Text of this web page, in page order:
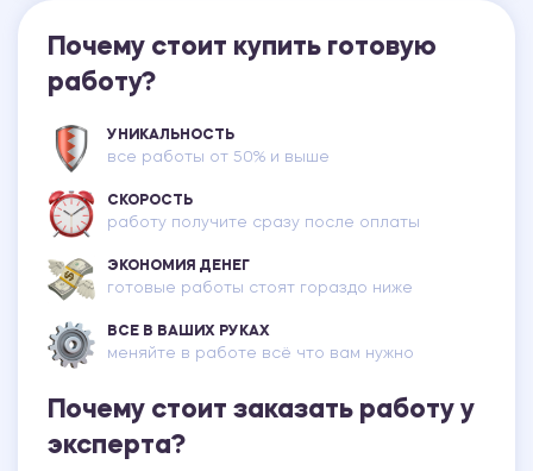
Почему стоит купить готовую
работу?
УНИКАЛЬНОСТЬ
все работы от 50% и выше
СКОРОСТЬ
работу получите сразу после оплаты
ЭКОНОМИЯ ДЕНЕГ
готовые работы стоят гораздо ниже
ВСЕ В ВАШИХ РУКАХ
меняйте в работе всё что вам нужно
Почему стоит заказать работу у
эксперта?